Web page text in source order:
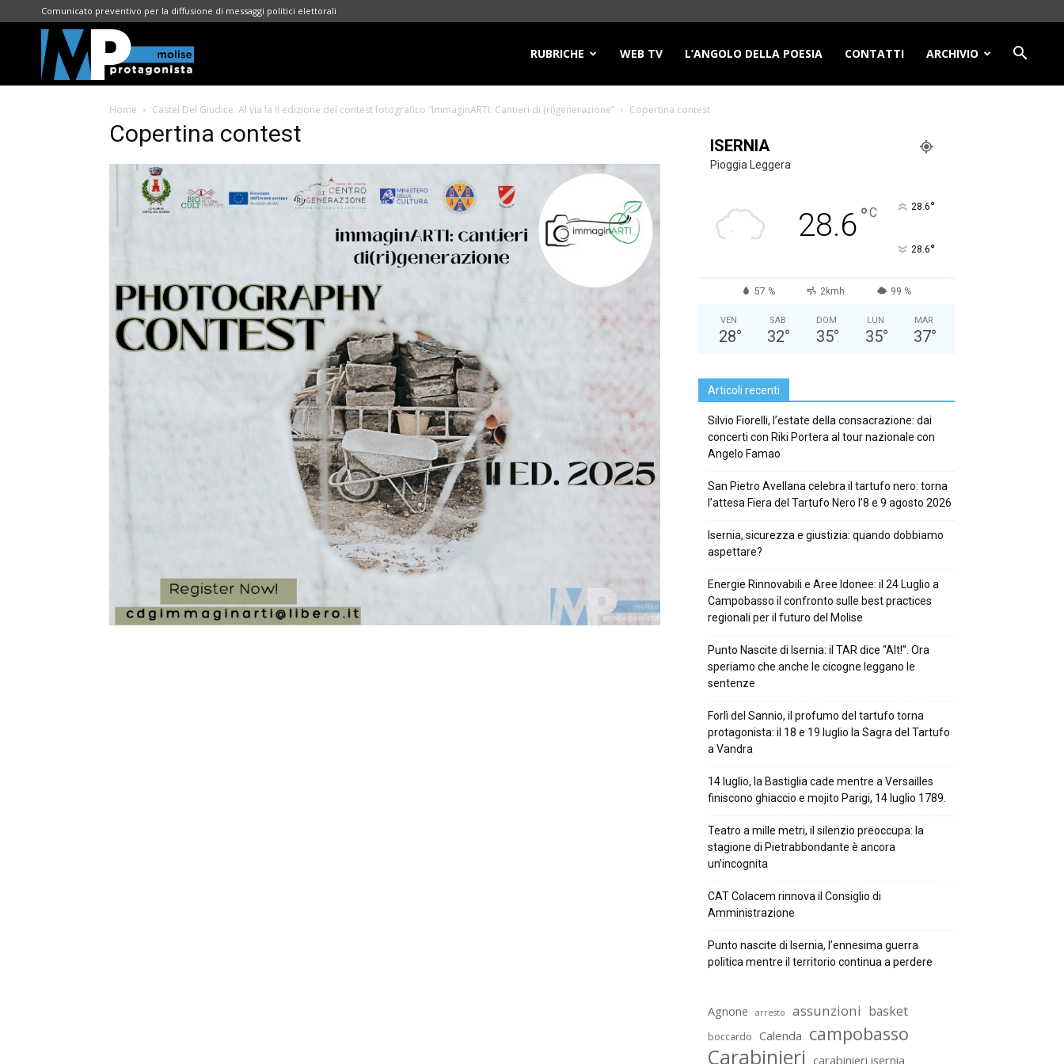
Comunicato preventivo per la diffusione di messaggi politici elettorali
Protagonista
RUBRICHE WEB TV L’ANGOLO DELLA POESIA CONTATTI ARCHIVIO
Home Castel Del Giudice. Al via la II edizione del contest fotografico “ImmaginARTI: Cantieri di (ri)generazione” Copertina contest
Copertina contest ISERNIA
Pioggia Leggera
28.6°C 28.6°
28.6°
57 % 2kmh 99 %
VEN
28°
SAB
32°
DOM
35°
LUN
35°
MAR
37°
Articoli recenti
Silvio Fiorelli, l’estate della consacrazione: dai
concerti con Riki Portera al tour nazionale con
Angelo Famao
San Pietro Avellana celebra il tartufo nero: torna
l’attesa Fiera del Tartufo Nero l’8 e 9 agosto 2026
Isernia, sicurezza e giustizia: quando dobbiamo
aspettare?
Energie Rinnovabili e Aree Idonee: il 24 Luglio a
Campobasso il confronto sulle best practices
regionali per il futuro del Molise
Punto Nascite di Isernia: il TAR dice “Alt!”. Ora
speriamo che anche le cicogne leggano le
sentenze
Forlì del Sannio, il profumo del tartufo torna
protagonista: il 18 e 19 luglio la Sagra del Tartufo
a Vandra
14 luglio, la Bastiglia cade mentre a Versailles
finiscono ghiaccio e mojito Parigi, 14 luglio 1789.
Teatro a mille metri, il silenzio preoccupa: la
stagione di Pietrabbondante è ancora
un’incognita
CAT Colacem rinnova il Consiglio di
Amministrazione
Punto nascite di Isernia, l’ennesima guerra
politica mentre il territorio continua a perdere
Agnone arresto assunzioni basket
boccardo Calenda campobasso
Carabinieri carabinieri isernia